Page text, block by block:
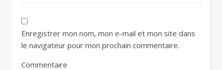
Enregistrer mon nom, mon e-mail et mon site dans
le navigateur pour mon prochain commentaire.
Commentaire